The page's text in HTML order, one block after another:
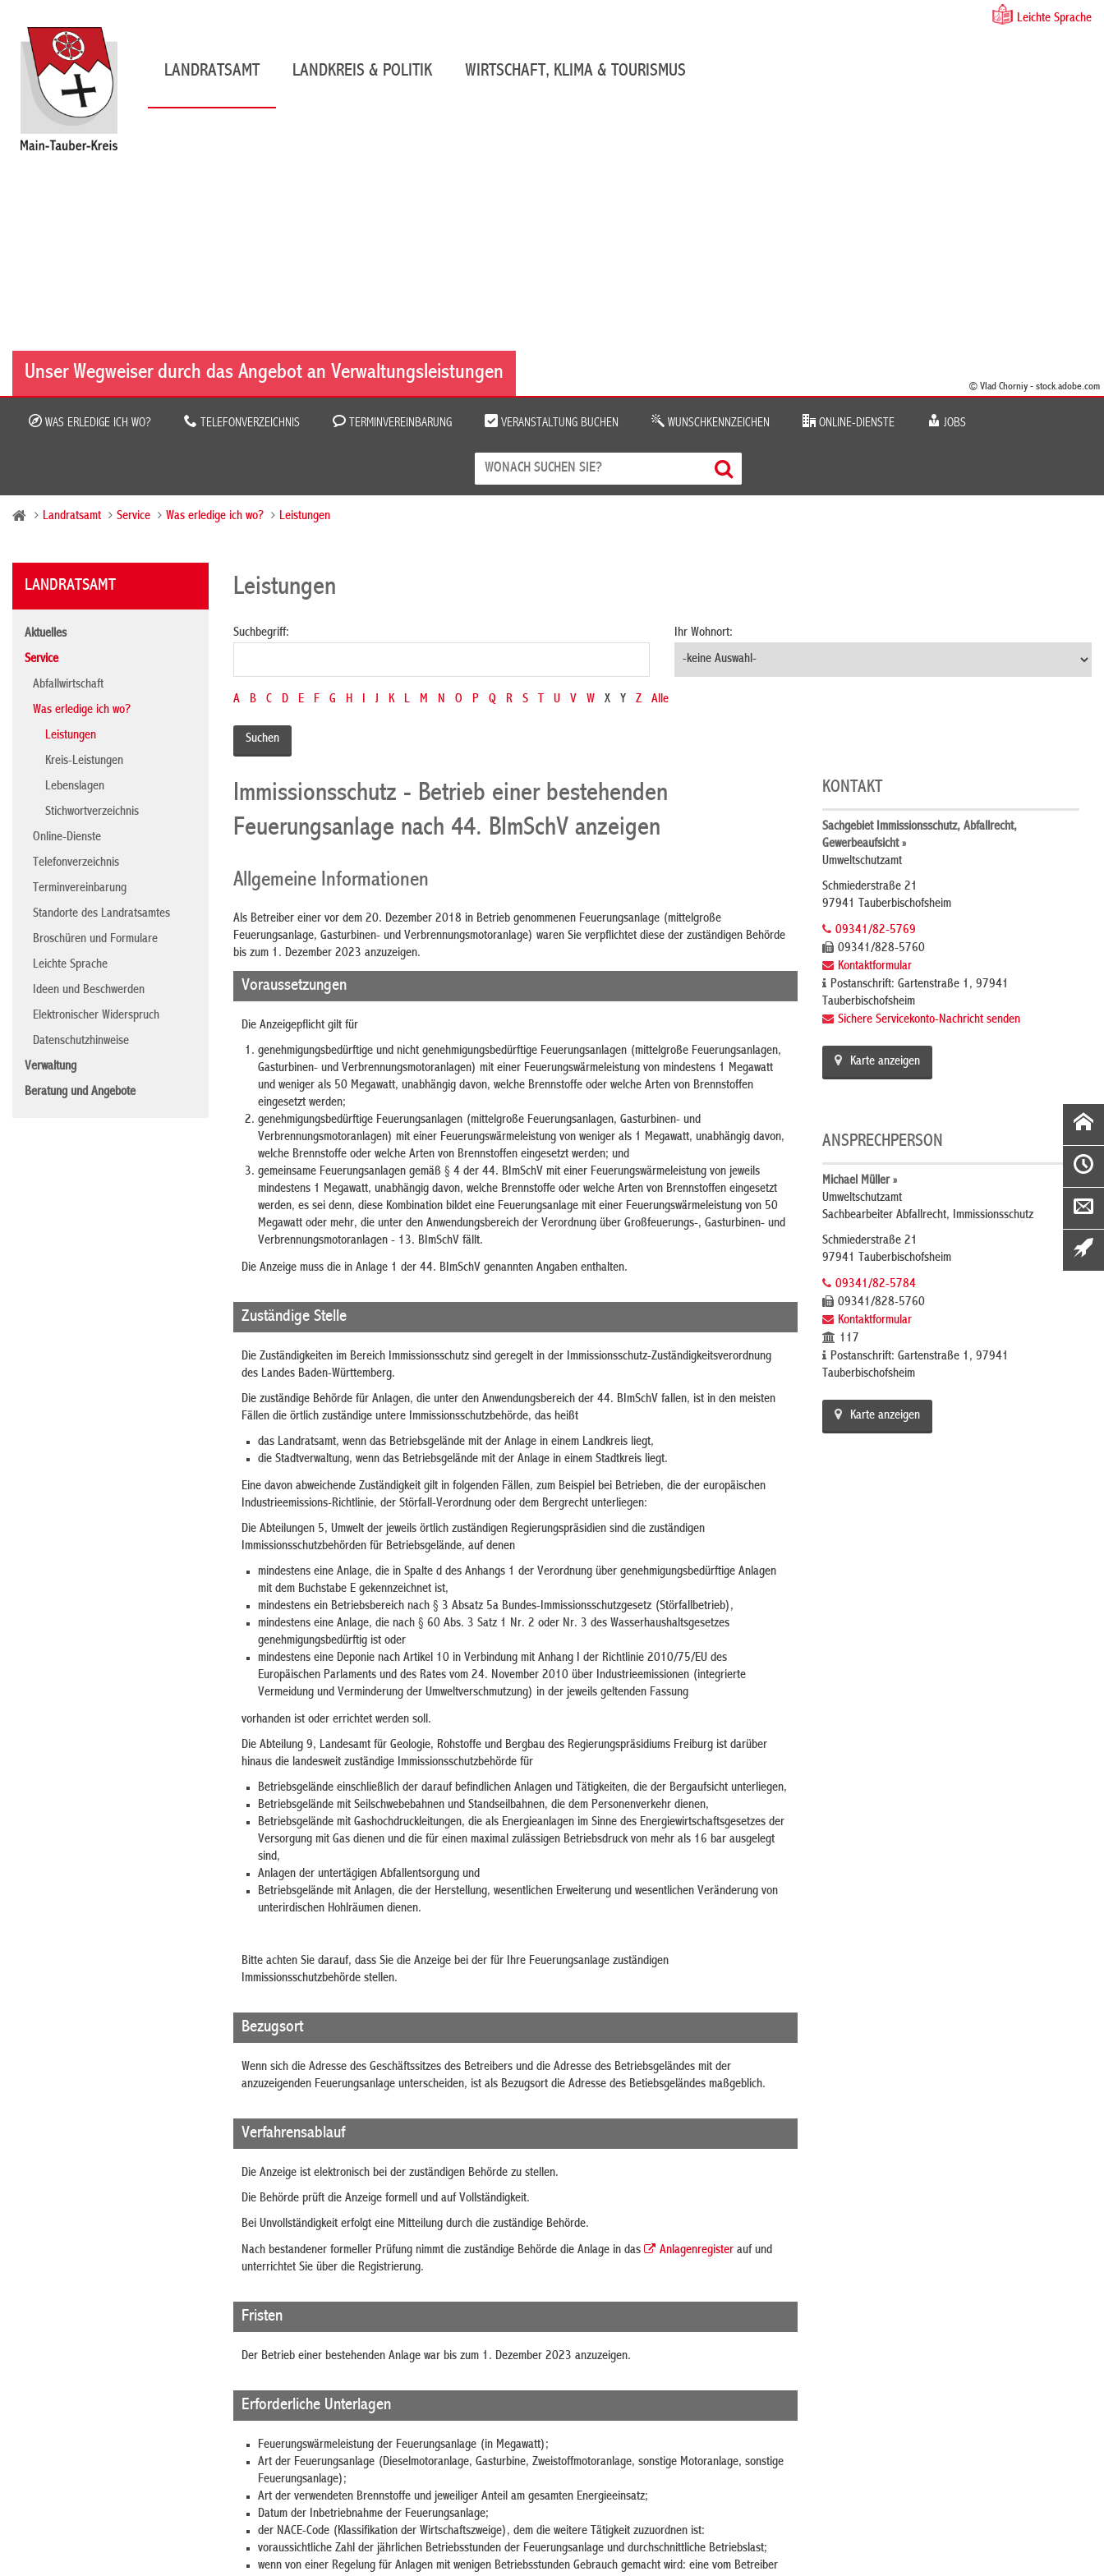
Leichte Sprache
LANDRATSAMT LANDKREIS & POLITIK WIRTSCHAFT, KLIMA & TOURISMUS
Unser Wegweiser durch das Angebot an Verwaltungsleistungen
© Vlad Chorniy - stock.adobe.com
WAS ERLEDIGE ICH WO? TELEFONVERZEICHNIS TERMINVEREINBARUNG VERANSTALTUNG BUCHEN WUNSCHKENNZEICHEN ONLINE-DIENSTE JOBS
Landratsamt Service Was erledige ich wo? Leistungen
LANDRATSAMT
Aktuelles
Service
Abfallwirtschaft
Was erledige ich wo?
Leistungen
Kreis-Leistungen
Lebenslagen
Stichwortverzeichnis
Online-Dienste
Telefonverzeichnis
Terminvereinbarung
Standorte des Landratsamtes
Broschüren und Formulare
Leichte Sprache
Ideen und Beschwerden
Elektronischer Widerspruch
Datenschutzhinweise
Verwaltung
Beratung und Angebote
Leistungen
Suchbegriff: Ihr Wohnort:
A B C D E F G H I J K L M N O P Q R S T U V W X Y Z Alle
Immissionsschutz - Betrieb einer bestehenden
Feuerungsanlage nach 44. BImSchV anzeigen
Allgemeine Informationen
Als Betreiber einer vor dem 20. Dezember 2018 in Betrieb genommenen Feuerungsanlage (mittelgroße
Feuerungsanlage, Gasturbinen- und Verbrennungsmotoranlage) waren Sie verpflichtet diese der zuständigen Behörde
bis zum 1. Dezember 2023 anzuzeigen.
Voraussetzungen
Die Anzeigepflicht gilt für
genehmigungsbedürftige und nicht genehmigungsbedürftige Feuerungsanlagen (mittelgroße Feuerungsanlagen,
Gasturbinen- und Verbrennungsmotoranlagen) mit einer Feuerungswärmeleistung von mindestens 1 Megawatt
und weniger als 50 Megawatt, unabhängig davon, welche Brennstoffe oder welche Arten von Brennstoffen
eingesetzt werden;
genehmigungsbedürftige Feuerungsanlagen (mittelgroße Feuerungsanlagen, Gasturbinen- und
Verbrennungsmotoranlagen) mit einer Feuerungswärmeleistung von weniger als 1 Megawatt, unabhängig davon,
welche Brennstoffe oder welche Arten von Brennstoffen eingesetzt werden; und
gemeinsame Feuerungsanlagen gemäß § 4 der 44. BImSchV mit einer Feuerungswärmeleistung von jeweils
mindestens 1 Megawatt, unabhängig davon, welche Brennstoffe oder welche Arten von Brennstoffen eingesetzt
werden, es sei denn, diese Kombination bildet eine Feuerungsanlage mit einer Feuerungswärmeleistung von 50
Megawatt oder mehr, die unter den Anwendungsbereich der Verordnung über Großfeuerungs-, Gasturbinen- und
Verbrennungsmotoranlagen - 13. BImSchV fällt.
Die Anzeige muss die in Anlage 1 der 44. BImSchV genannten Angaben enthalten.
Zuständige Stelle
Die Zuständigkeiten im Bereich Immissionsschutz sind geregelt in der Immissionsschutz-Zuständigkeitsverordnung
des Landes Baden-Württemberg.
Die zuständige Behörde für Anlagen, die unter den Anwendungsbereich der 44. BImSchV fallen, ist in den meisten
Fällen die örtlich zuständige untere Immissionsschutzbehörde, das heißt
das Landratsamt, wenn das Betriebsgelände mit der Anlage in einem Landkreis liegt,
die Stadtverwaltung, wenn das Betriebsgelände mit der Anlage in einem Stadtkreis liegt.
Eine davon abweichende Zuständigkeit gilt in folgenden Fällen, zum Beispiel bei Betrieben, die der europäischen
Industrieemissions-Richtlinie, der Störfall-Verordnung oder dem Bergrecht unterliegen:
Die Abteilungen 5, Umwelt der jeweils örtlich zuständigen Regierungspräsidien sind die zuständigen
Immissionsschutzbehörden für Betriebsgelände, auf denen
mindestens eine Anlage, die in Spalte d des Anhangs 1 der Verordnung über genehmigungsbedürftige Anlagen
mit dem Buchstabe E gekennzeichnet ist,
mindestens ein Betriebsbereich nach § 3 Absatz 5a Bundes-Immissionsschutzgesetz (Störfallbetrieb),
mindestens eine Anlage, die nach § 60 Abs. 3 Satz 1 Nr. 2 oder Nr. 3 des Wasserhaushaltsgesetzes
genehmigungsbedürftig ist oder
mindestens eine Deponie nach Artikel 10 in Verbindung mit Anhang I der Richtlinie 2010/75/EU des
Europäischen Parlaments und des Rates vom 24. November 2010 über Industrieemissionen (integrierte
Vermeidung und Verminderung der Umweltverschmutzung) in der jeweils geltenden Fassung
vorhanden ist oder errichtet werden soll.
Die Abteilung 9, Landesamt für Geologie, Rohstoffe und Bergbau des Regierungspräsidiums Freiburg ist darüber
hinaus die landesweit zuständige Immissionsschutzbehörde für
Betriebsgelände einschließlich der darauf befindlichen Anlagen und Tätigkeiten, die der Bergaufsicht unterliegen,
Betriebsgelände mit Seilschwebebahnen und Standseilbahnen, die dem Personenverkehr dienen,
Betriebsgelände mit Gashochdruckleitungen, die als Energieanlagen im Sinne des Energiewirtschaftsgesetzes der
Versorgung mit Gas dienen und die für einen maximal zulässigen Betriebsdruck von mehr als 16 bar ausgelegt
sind,
Anlagen der untertägigen Abfallentsorgung und
Betriebsgelände mit Anlagen, die der Herstellung, wesentlichen Erweiterung und wesentlichen Veränderung von
unterirdischen Hohlräumen dienen.
Bitte achten Sie darauf, dass Sie die Anzeige bei der für Ihre Feuerungsanlage zuständigen
Immissionsschutzbehörde stellen.
Bezugsort
Wenn sich die Adresse des Geschäftssitzes des Betreibers und die Adresse des Betriebsgeländes mit der
anzuzeigenden Feuerungsanlage unterscheiden, ist als Bezugsort die Adresse des Betiebsgeländes maßgeblich.
Verfahrensablauf
Die Anzeige ist elektronisch bei der zuständigen Behörde zu stellen.
Die Behörde prüft die Anzeige formell und auf Vollständigkeit.
Bei Unvollständigkeit erfolgt eine Mitteilung durch die zuständige Behörde.
Nach bestandener formeller Prüfung nimmt die zuständige Behörde die Anlage in das
Anlagenregisterauf und
unterrichtet Sie über die Registrierung.
Fristen
Der Betrieb einer bestehenden Anlage war bis zum 1. Dezember 2023 anzuzeigen.
Erforderliche Unterlagen
Feuerungswärmeleistung der Feuerungsanlage (in Megawatt);
Art der Feuerungsanlage (Dieselmotoranlage, Gasturbine, Zweistoffmotoranlage, sonstige Motoranlage, sonstige
Feuerungsanlage);
Art der verwendeten Brennstoffe und jeweiliger Anteil am gesamten Energieeinsatz;
Datum der Inbetriebnahme der Feuerungsanlage;
der NACE-Code (Klassifikation der Wirtschaftszweige), dem die weitere Tätigkeit zuzuordnen ist:
voraussichtliche Zahl der jährlichen Betriebsstunden der Feuerungsanlage und durchschnittliche Betriebslast;
wenn von einer Regelung für Anlagen mit wenigen Betriebsstunden Gebrauch gemacht wird: eine vom Betreiber
KONTAKT
Sachgebiet Immissionsschutz, Abfallrecht,
Gewerbeaufsicht »
Umweltschutzamt
Schmiederstraße 21
97941 Tauberbischofsheim
09341/82-5769
09341/828-5760
Kontaktformular
Postanschrift: Gartenstraße 1, 97941
Tauberbischofsheim
Sichere Servicekonto-Nachricht senden
Karte anzeigen
ANSPRECHPERSON
Michael Müller »
Umweltschutzamt
Sachbearbeiter Abfallrecht, Immissionsschutz
Schmiederstraße 21
97941 Tauberbischofsheim
09341/82-5784
09341/828-5760
Kontaktformular
117
Postanschrift: Gartenstraße 1, 97941
Tauberbischofsheim
Karte anzeigen